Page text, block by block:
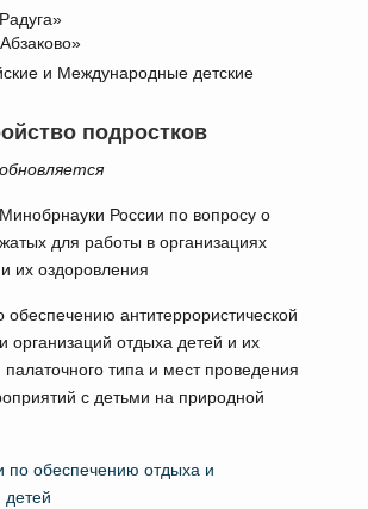
и Международные детские
подростков
Минобрнауки России по вопросу о
для работы в организациях
их оздоровления
обеспечению антитеррористической
организаций отдыха детей и их
типа и мест проведения
с детьми на природной
по обеспечению отдыха и
детей